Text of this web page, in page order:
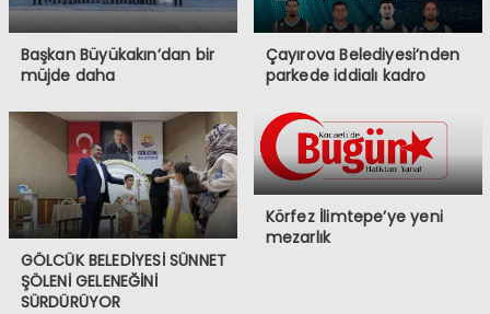
Başkan Büyükakın’dan bir
müjde daha
Çayırova Belediyesi’nden
parkede iddialı kadro
GÖLCÜK BELEDİYESİ SÜNNET
ŞÖLENİ GELENEĞİNİ
SÜRDÜRÜYOR
Körfez İlimtepe’ye yeni
mezarlık